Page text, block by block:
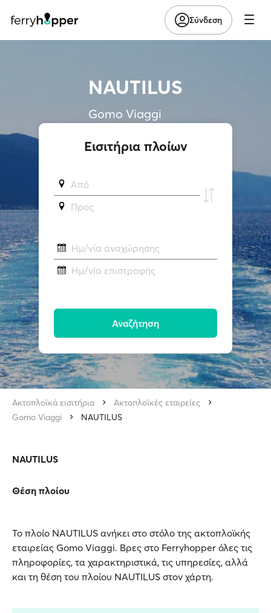
Σύνδεση
NAUTILUS
Gomo Viaggi
Εισιτήρια πλοίων
Από
Προς
Ημ/νία αναχώρησης
Ημ/νία επιστροφής
Αναζήτηση
Ακτοπλοϊκά εισιτήρια
Ακτοπλοϊκές εταιρείες
Gomo Viaggi
NAUTILUS
NAUTILUS
Θέση πλοίου
Το πλοίο NAUTILUS ανήκει στο στόλο της ακτοπλοϊκής
εταιρείας Gomo Viaggi. Βρες στο Ferryhopper όλες τις
πληροφορίες, τα χαρακτηριστικά, τις υπηρεσίες, αλλά
και τη θέση του πλοίου NAUTILUS στον χάρτη.